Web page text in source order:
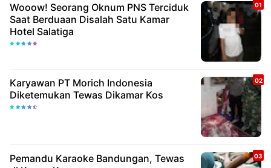
Wooow! Seorang Oknum PNS Terciduk
Saat Berduaan Disalah Satu Kamar
Hotel Salatiga
Karyawan PT Morich Indonesia
Diketemukan Tewas Dikamar Kos
Pemandu Karaoke Bandungan, Tewas